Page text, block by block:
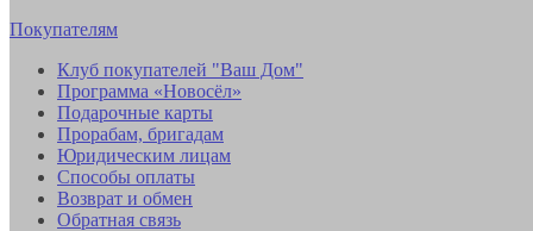
Покупателям
Клуб покупателей "Ваш Дом"
Программа «Новосёл»
Подарочные карты
Прорабам, бригадам
Юридическим лицам
Способы оплаты
Возврат и обмен
Обратная связь